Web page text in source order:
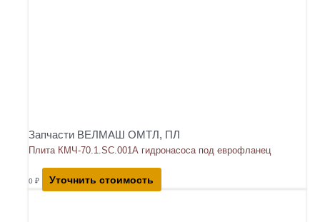
Запчасти ВЕЛМАШ ОМТЛ, ПЛ
Плита КМЧ-70.1.SC.001А гидронасоса под еврофланец
0 ₽ Уточнить стоимость